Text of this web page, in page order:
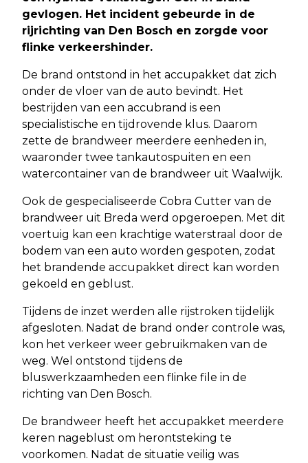
gevlogen. Het incident gebeurde in de
rijrichting van Den Bosch en zorgde voor
flinke verkeershinder.
De brand ontstond in het accupakket dat zich
onder de vloer van de auto bevindt. Het
bestrijden van een accubrand is een
specialistische en tijdrovende klus. Daarom
zette de brandweer meerdere eenheden in,
waaronder twee tankautospuiten en een
watercontainer van de brandweer uit Waalwijk.
Ook de gespecialiseerde Cobra Cutter van de
brandweer uit Breda werd opgeroepen. Met dit
voertuig kan een krachtige waterstraal door de
bodem van een auto worden gespoten, zodat
het brandende accupakket direct kan worden
gekoeld en geblust.
Tijdens de inzet werden alle rijstroken tijdelijk
afgesloten. Nadat de brand onder controle was,
kon het verkeer weer gebruikmaken van de
weg. Wel ontstond tijdens de
bluswerkzaamheden een flinke file in de
richting van Den Bosch.
De brandweer heeft het accupakket meerdere
keren nageblust om herontsteking te
voorkomen. Nadat de situatie veilig was